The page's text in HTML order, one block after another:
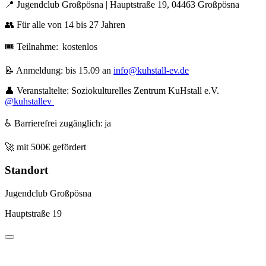
📍 Jugendclub Großpösna | Hauptstraße 19, 04463 Großpösna
👥 Für alle von 14 bis 27 Jahren
🎟️ Teilnahme: kostenlos
📝 Anmeldung: bis 15.09 an info@kuhstall-ev.de
👤 Veranstaltelte: Soziokulturelles Zentrum KuHstall e.V.
@kuhstallev
♿ Barrierefrei zugänglich: ja
🚀 mit 500€ gefördert
Standort
Jugendclub Großpösna
Hauptstraße 19